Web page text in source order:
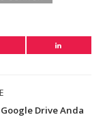
Drive Anda